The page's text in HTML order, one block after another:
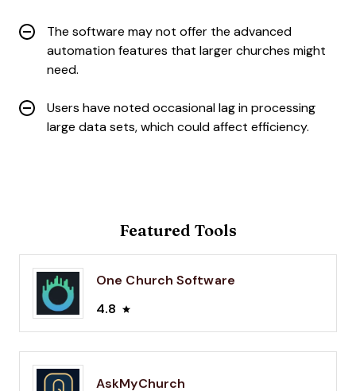
The software may not offer the advanced
automation features that larger churches might
need.
Users have noted occasional lag in processing
large data sets, which could affect efficiency.
Featured Tools
One Church Software
4.8
AskMyChurch